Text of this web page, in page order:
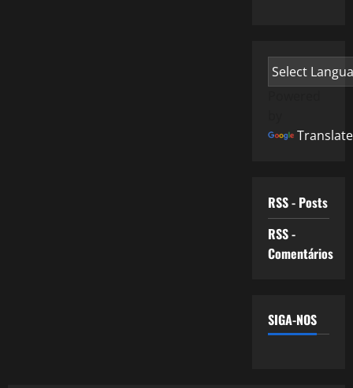
Translate
RSS - Posts
RSS -
Comentários
SIGA-NOS